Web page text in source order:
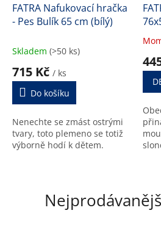
FATRA Nafukovací hračka
- Pes Bulík 65 cm (bílý)
Skladem (>50 ks)
715 Kč / ks
Do košíku
Nenechte se zmást ostrými
tvary, toto plemeno se totiž
výborně hodí k dětem.
5,0
5